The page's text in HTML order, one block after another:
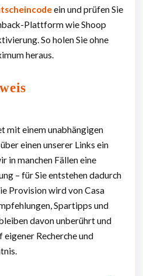
ein und prüfen Sie
Plattform wie Shoop
So holen Sie ohne
heraus.
mit einem unabhängigen
einen unserer Links ein
in manchen Fällen eine
– für Sie entstehen dadurch
Provision wird von Casa
Spartipps und
davon unberührt und
eigener Recherche und